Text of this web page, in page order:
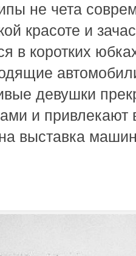
не чета
красоте и
в коротких
девушки
и привлекают
выставка